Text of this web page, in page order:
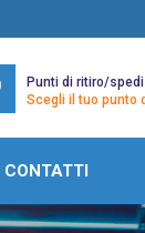
Punti di ritiro/
Scegli il tuo punto
CONTATTI